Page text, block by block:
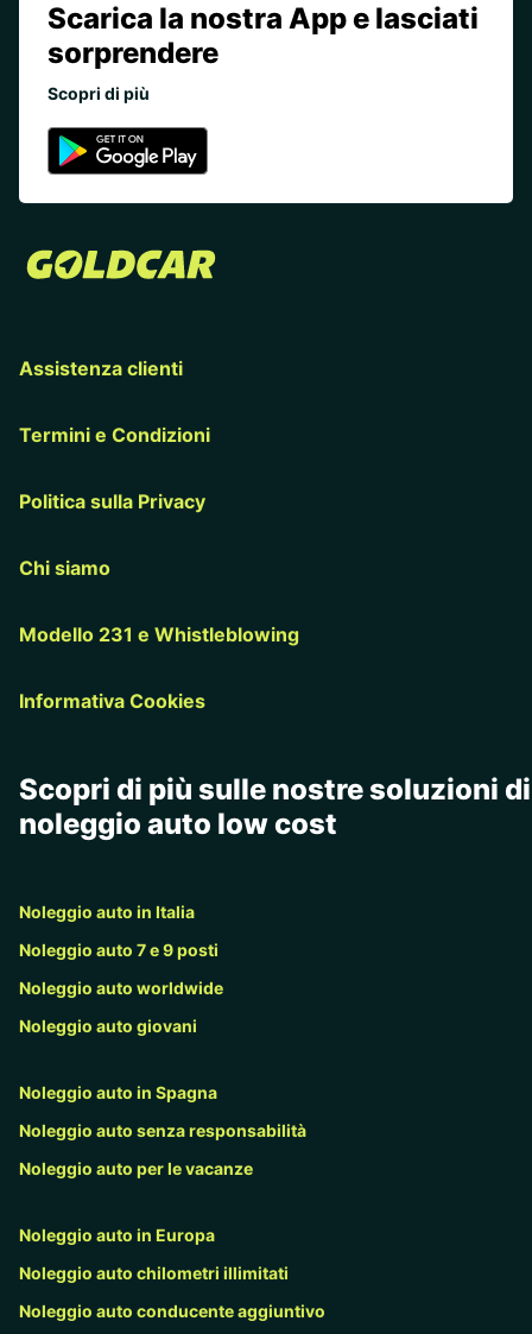
Scarica la nostra App e lasciati
sorprendere
Scopri di più
Assistenza clienti
Termini e Condizioni
Politica sulla Privacy
Chi siamo
Modello 231 e Whistleblowing
Informativa Cookies
Scopri di più sulle nostre soluzioni di
noleggio auto low cost
Noleggio auto in Italia
Noleggio auto 7 e 9 posti
Noleggio auto worldwide
Noleggio auto giovani
Noleggio auto in Spagna
Noleggio auto senza responsabilità
Noleggio auto per le vacanze
Noleggio auto in Europa
Noleggio auto chilometri illimitati
Noleggio auto conducente aggiuntivo